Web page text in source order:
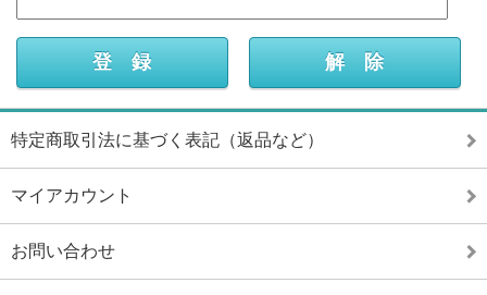
特定商取引法に基づく表記（返品など）
マイアカウント
お問い合わせ